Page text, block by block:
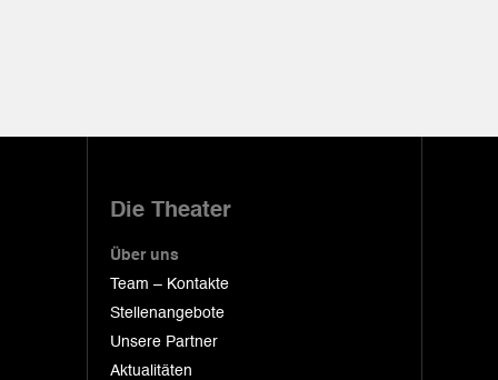
Die Theater
Über uns
Team – Kontakte
Stellenangebote
Unsere Partner
Aktualitäten